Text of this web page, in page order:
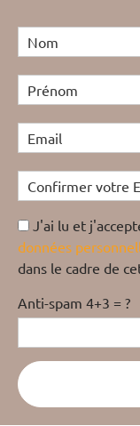
J'ai lu et
données
dans le cadre de
Anti-spam 4+3 = ?